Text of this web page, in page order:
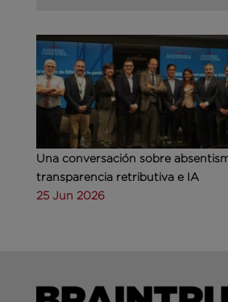
Una conversación sobre
transparencia retributiva e IA
25 Jun 2026